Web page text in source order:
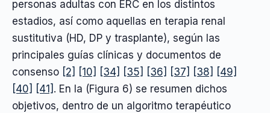
personas adultas con ERC en los distintos
estadios, así como aquellas en terapia renal
sustitutiva (HD, DP y trasplante), según las
principales guías clínicas y documentos de
consenso [2] [10] [34] [35] [36] [37] [38] [49]
[40] [41] . En la (Figura 6) se resumen dichos
objetivos, dentro de un algoritmo terapéutico